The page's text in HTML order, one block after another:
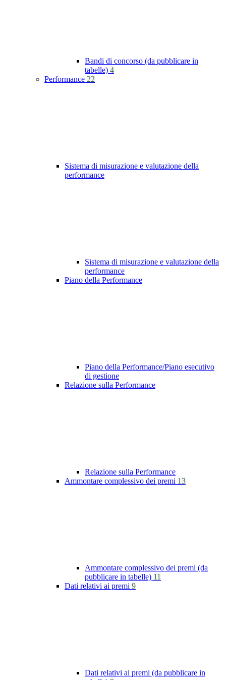
Bandi di concorso (da pubblicare in
tabelle) 4
Performance 22
Sistema di misurazione e valutazione della
performance
Sistema di misurazione e valutazione della
performance
Piano della Performance
Piano della Performance/Piano esecutivo
di gestione
Relazione sulla Performance
Relazione sulla Performance
Ammontare complessivo dei premi 13
Ammontare complessivo dei premi (da
pubblicare in tabelle) 11
Dati relativi ai premi 9
Dati relativi ai premi (da pubblicare in